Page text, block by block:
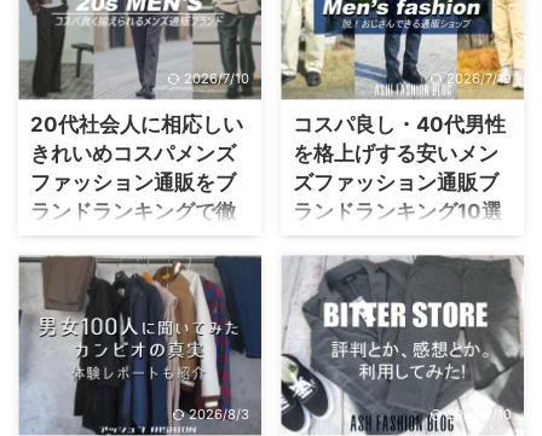
ば、理想のファッションがで
きるので、ぜひチェックして
みてください。 ちなみに、 ...
がっちり体型さんによくある
悩みですが、もう大丈夫で
す。 この記事では、日本カラ
リスト協会会員の筆者が、体
を鍛えた人にしかわからない
悩みを解決できるがっちり体
型ブランド通販を厳選してご
紹介します。 この記事を読め
ば、3つのメリットがあるの
で、ぜひチェックしてみてく
ださい。 自分の体型に合った
ブランドが見つかる 通販でも
失敗しない服選びのコツがわ
かる 自信溢れるオシャレがで
きる マッチョやガッチリ体型
ドに興味がある ぽっちゃり男
性は、ふくよかで親しみやす
いのが魅力。 しかし、その魅
力を十分に引き出せるブラン
ドは中々見つかりにくいで
す。 そこで、今回は、日本の
粋、アメリカの遊び心、ヨー
ロッパのスタイリッシュなブ
ランドを紹介します。 着るだ
けで気分が上がる一着を見つ
かるので、ぜひチェックして
みてください。 おすすめブラ
ンド QZILLA by Mr.Bliss日本
発！スタイリッシュぽっちゃ
りブランド ...
2026/7/10
20代社会人に相応しい
きれいめコスパメンズ
ファッション通販をブ
ランドランキングで徹
底解説
20代になってからは、学生時
代のようなラフすぎる服は似
合わなくなった。 かといっ
て、ハイブランドはコスト面
で面倒くさい、安すぎると質
が悪くダサく見えないか不安
です。 そこで、いくつもの通
2026/7/19
コスパ良し・40代男性
を格上げする安いメン
ズファッション通販ブ
ランドランキング10選
し、若作りしすぎるのも嫌
だ。 筆者も年齢を重ねてか
ら、服だけが若く見えてしま
い、アイテム選びにすごく困
ることがありました。 そこ
で、日本カラリスト協会会員
かつパーソナルカラリスト有
2026/8/3 2026/7/10